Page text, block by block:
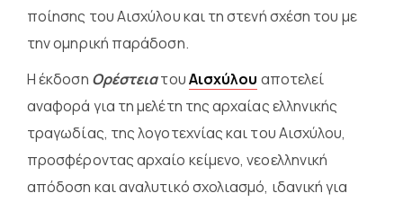
ποίησης του Αισχύλου και τη στενή σχέση του με
την ομηρική παράδοση.
Η έκδοση ΟρέστειατουΑισχύλου αποτελεί
αναφορά για τη μελέτη της αρχαίας ελληνικής
τραγωδίας, της λογοτεχνίας και του Αισχύλου,
προσφέροντας αρχαίο κείμενο, νεοελληνική
απόδοση και αναλυτικό σχολιασμό, ιδανική για